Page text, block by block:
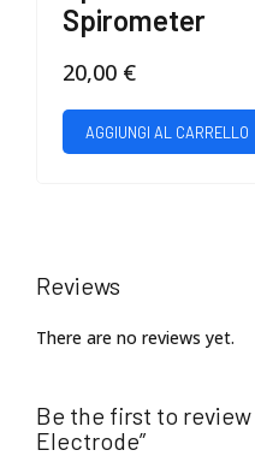
Spirometer
20,00 €
AGGIUNGI AL CARRELLO
Reviews
There are no reviews yet.
Be the first to review
Electrode”